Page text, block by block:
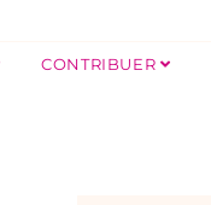
CONTRIBUER